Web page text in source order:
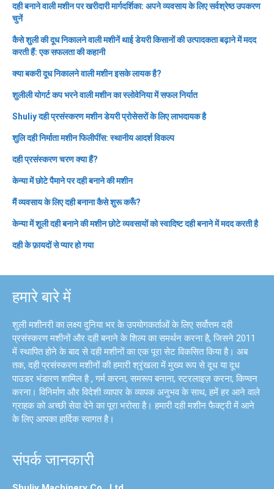
दही बनाने वाली मशीन पर खरीदारी मार्गदर्शिका: अपने व्यवसाय के लिए सर्वश्रेष्ठ उपकरण
चुनें
कैसे शुली की दूध निकालने वाली मशीनें थाई डेयरी किसानों की उत्पादकता बढ़ाने में मदद
करती हैं: एक सफलता की कहानी
क्या बकरी दूध निकालने वाली मशीन इसके लायक है?
शुलीली योगर्ट कप भरने वाली मशीन का स्लोवेनिया में सफल निर्यात
Shuliy दही प्रसंस्करण मशीन डेयरी प्रोसेसरों के लिए लाभदायक है
शुलि दही निर्माता मशीन फिलीपींस: स्थानीय आदर्श विकल्प
दही प्रसंस्करण चरण क्या हैं?
केन्या में छोटे पैमाने पर दही बनाने की मशीन
मैं व्यवसाय के लिए दही बनाना कैसे शुरू करूँ?
केन्या में शूली दही बनाने की मशीन छोटे व्यवसायों को स्वादिष्ट दही बनाने में मदद करती है
दही के फ़ायदों से प्यार हो गया
हमारे बारे में
शुली मशीनरी का लक्ष्य दुनिया भर के उपयोगकर्ताओं के लिए सर्वोत्तम दही
प्रसंस्करण मशीनों और दही बनाने के शिल्प का समर्थन करना है, जिसने 2011
में स्थापित होने के बाद से दही मशीनों का एक पूरा सेट विकसित किया है। अब
तक, दही प्रसंस्करण मशीनों की हमारी श्रृंखला में मुख्य रूप से दूध या दूध
पाउडर भंडारण शामिल है , गर्म करना, समरूप बनाना, स्टरलाइज़ करना, किण्वन
करना। विनिर्माण और विदेशी व्यापार के व्यापक अनुभव के साथ, हमें हर आने वाले
ग्राहक को अच्छी सेवा देने का पूरा भरोसा है। हमारी दही मशीन फैक्ट्री में आने
के लिए आपका हार्दिक स्वागत है।
संपर्क जानकारी